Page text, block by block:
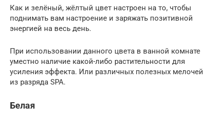
Как и зелёный, жёлтый цвет настроен на то, чтобы
поднимать вам настроение и заряжать позитивной
энергией на весь день.
При использовании данного цвета в ванной комнате
уместно наличие какой-либо растительности для
усиления эффекта. Или различных полезных мелочей
из разряда SPA.
Белая